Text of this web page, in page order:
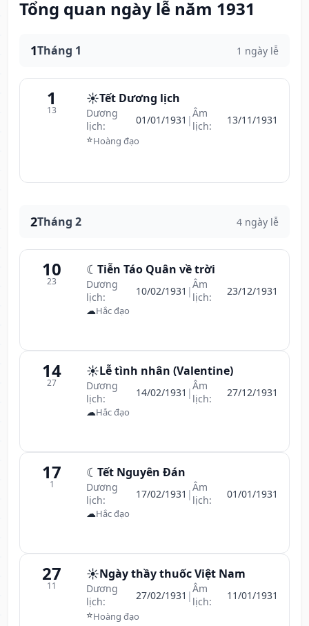
Tổng quan ngày lễ năm 1931
1Tháng 1 1 ngày lễ
1
13
☀️Tết Dương lịch
Dương
lịch:
01/01/1931 |Âm
lịch:
13/11/1931
⭐Hoàng đạo
2Tháng 2 4 ngày lễ
10
23
☾ Tiễn Táo Quân về trời
Dương
lịch:
10/02/1931 |Âm
lịch:
23/12/1931
☁Hắc đạo
14
27
☀️Lễ tình nhân (Valentine)
Dương
lịch:
14/02/1931 |Âm
lịch:
27/12/1931
☁Hắc đạo
17
1
☾ Tết Nguyên Đán
Dương
lịch:
17/02/1931 |Âm
lịch:
01/01/1931
☁Hắc đạo
27
11
☀️Ngày thầy thuốc Việt Nam
Dương
lịch:
27/02/1931 |Âm
lịch:
11/01/1931
⭐Hoàng đạo